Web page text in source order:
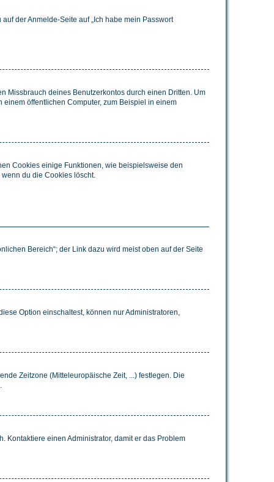
der Anmelde-Seite auf „Ich habe mein Passwort
Missbrauch deines Benutzerkontos durch einen Dritten. Um
öffentlichen Computer, zum Beispiel in einem
Cookies einige Funktionen, wie beispielsweise den
du die Cookies löscht.
Bereich“; der Link dazu wird meist oben auf der Seite
Option einschaltest, können nur Administratoren,
Zeitzone (Mitteleuropäische Zeit, ...) festlegen. Die
Kontaktiere einen Administrator, damit er das Problem